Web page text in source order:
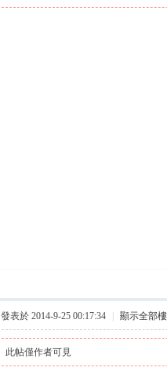
發表於 2014-9-25 00:17:34 顯示全部
此帖僅作者可見